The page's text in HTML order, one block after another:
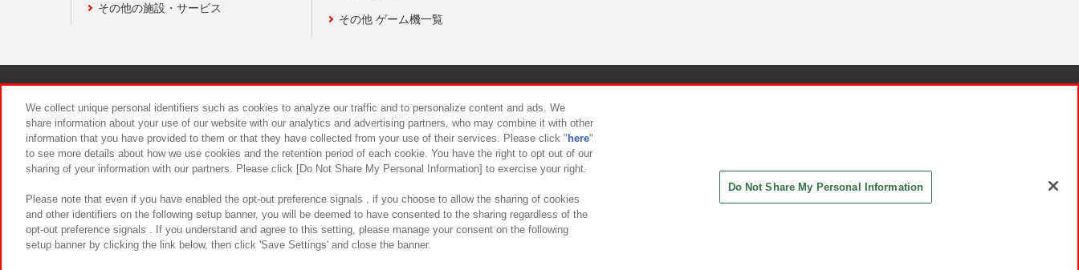
その他の施設・サービス
その他 ゲーム機一覧
食品のご提供について カスタマーハラスメント対応方針
We collect unique personal identifiers such as cookies to analyze our traffic and to personalize content and ads. We
share information about your use of our website with our analytics and advertising partners, who may combine it with other
information that you have provided to them or that they have collected from your use of their services. Please click " here"
to see more details about how we use cookies and the retention period of each cookie. You have the right to opt out of our
sharing of your information with our partners. Please click [Do Not Share My Personal Information] to exercise your right.
Please note that even if you have enabled the opt-out preference signals , if you choose to allow the sharing of cookies
and other identifiers on the following setup banner, you will be deemed to have consented to the sharing regardless of the
opt-out preference signals . If you understand and agree to this setting, please manage your consent on the following
setup banner by clicking the link below, then click 'Save Settings' and close the banner.
Do Not Share My Personal Information